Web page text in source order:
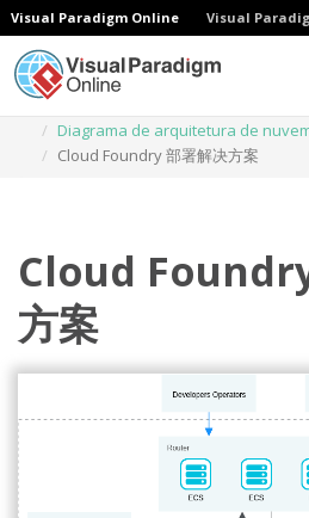
Visual Paradigm Online Visual
Diagrama de arquitetura de
Cloud Foundry 部署解决方案
Cloud
方案